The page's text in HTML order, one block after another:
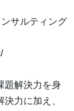
サルティング
題解決力を身
力に加え、